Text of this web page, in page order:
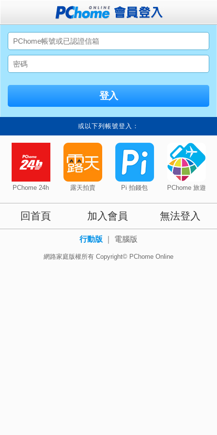
或以下列帳號登入：
PChome 24h 露天拍賣 Pi 拍錢包 PChome 旅遊
回首頁 加入會員 無法登入
行動版 電腦版
網路家庭版權所有 Copyright© PChome Online